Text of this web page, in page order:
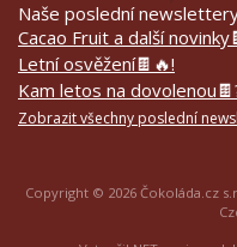
Naše poslední
Cacao Fruit a další
Letní osvěžení🍫🔥!
Kam letos na
Zobrazit všechny poslední
Copyright © 2026 Čokoláda.cz